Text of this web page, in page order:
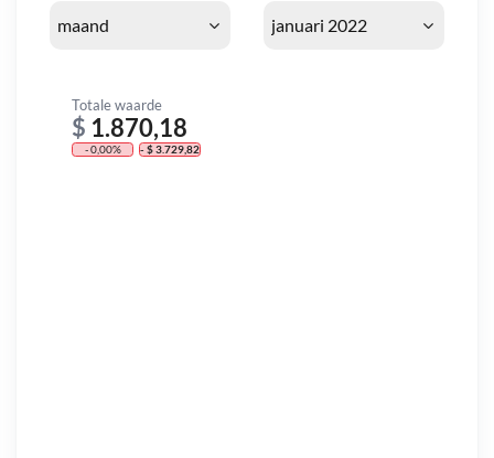
Totale waarde
$ 1.870,18
- 0,00% - $ 3.729,82